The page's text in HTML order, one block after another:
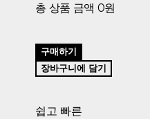
총 상품 금액 0원
구매하기
장바구니에 담기
쉽고 빠른